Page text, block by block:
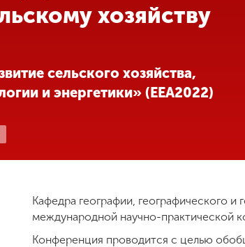
хозяйству
сельского хозяйства,
и энергетики» (EEA2022)
Кафедра географии, географического и
международной научно-практической
Конференция проводится с целью